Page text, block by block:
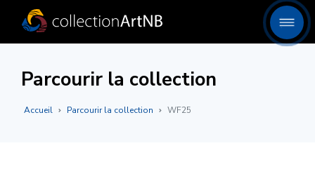
Parcourir la collection
Accueil Parcourir la collection WF25